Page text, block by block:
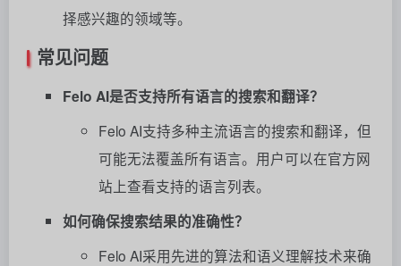
择感兴趣的领域等。
常见问题
Felo AI是否支持所有语言的搜索和翻译？
Felo AI支持多种主流语言的搜索和翻译，但
可能无法覆盖所有语言。用户可以在官方网
站上查看支持的语言列表。
如何确保搜索结果的准确性？
Felo AI采用先进的算法和语义理解技术来确